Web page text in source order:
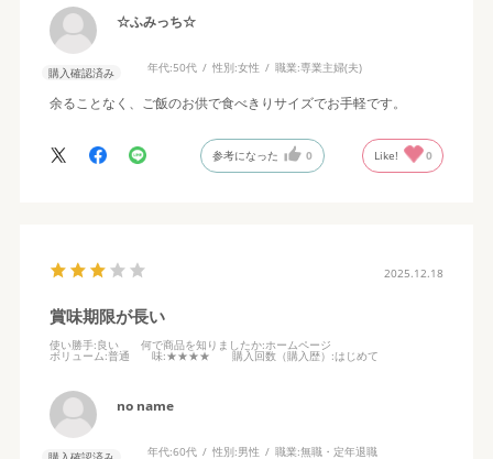
☆ふみっち☆
購入確認済み 年代:50代 性別:女性 職業:専業主婦(夫)
余ることなく、ご飯のお供で食べきりサイズでお手軽です。
参考になった 0 Like! 0
2025.12.18
賞味期限が長い
使い勝手:良い 何で商品を知りましたか:ホームページ
ボリューム:普通 味:★★★★ 購入回数（購入歴） :はじめて
no name
年代:60代 性別:男性 職業:無職・定年退職